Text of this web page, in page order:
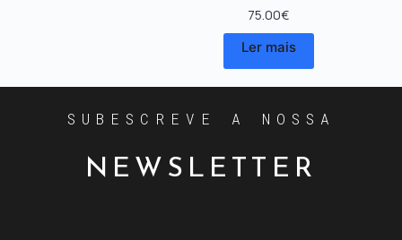
75.00€
Ler mais
SUBESCREVE A NOSSA
NEWSLETTER